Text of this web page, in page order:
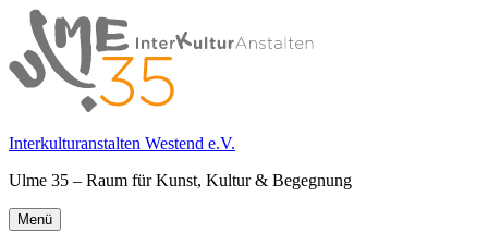
Springe
zum
Inhalt
Interkulturanstalten Westend e.V.
Ulme 35 – Raum für Kunst, Kultur & Begegnung
Primäres
Menü